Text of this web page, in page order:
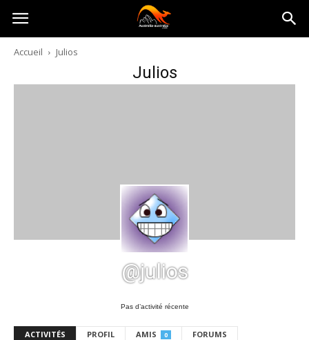
Australia-
australie.com
Accueil Julios
Julios
@julios
Pas d’activité récente
ACTIVITÉS PROFIL AMIS 0 FORUMS